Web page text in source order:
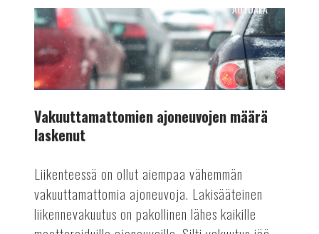
Vakuuttamattomien
ajoneuvojen
määrä
laskenut
AUTOALA
Vakuuttamattomien ajoneuvojen määrä
laskenut
Liikenteessä on ollut aiempaa vähemmän
vakuuttamattomia ajoneuvoja. Lakisääteinen
liikennevakuutus on pakollinen lähes kaikille